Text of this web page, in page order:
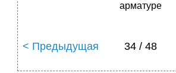
арматуре
< Предыдущая 34 / 48